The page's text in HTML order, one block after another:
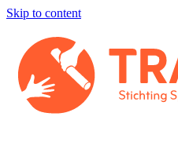
Skip to content